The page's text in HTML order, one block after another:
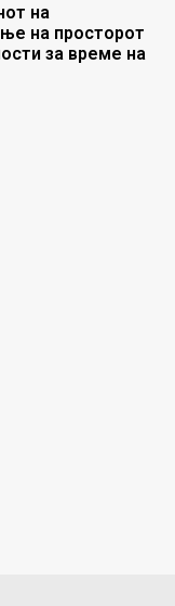
на
на просторот
за време на